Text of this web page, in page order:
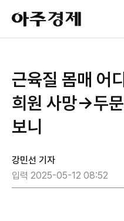
아
주
경
근육질 몸매 어
희원 사망→두
보니
강민선 기자
입력 2025-05-12 08:52